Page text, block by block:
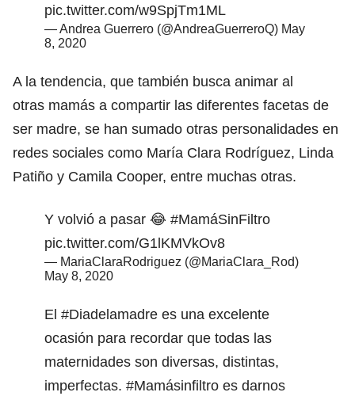
pic.twitter.com/w9SpjTm1ML
— Andrea Guerrero (@AndreaGuerreroQ) May
8, 2020
A la tendencia, que también busca animar al
otras mamás a compartir las diferentes facetas de
ser madre, se han sumado otras personalidades en
redes sociales como María Clara Rodríguez, Linda
Patiño y Camila Cooper, entre muchas otras.
Y volvió a pasar 😂 #MamáSinFiltro
pic.twitter.com/G1lKMVkOv8
— MariaClaraRodriguez (@MariaClara_Rod)
May 8, 2020
El #Diadelamadre es una excelente
ocasión para recordar que todas las
maternidades son diversas, distintas,
imperfectas. #Mamásinfiltro es darnos